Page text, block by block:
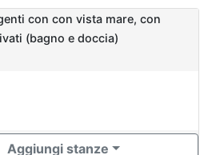
con con vista mare, con
(bagno e doccia)
Aggiungi stanze